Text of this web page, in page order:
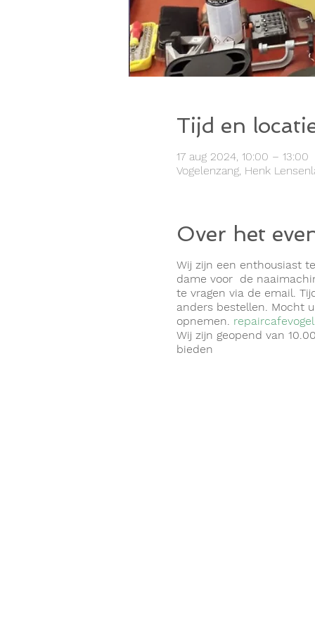
Tijd en
17 aug 2024, 10:00 – 13:00
Vogelenzang, Henk
Over het
Wij zijn een enthousiast
dame voor de
te vragen via de email.
anders bestellen. Mocht
opnemen.
Wij zijn geopend van
bieden